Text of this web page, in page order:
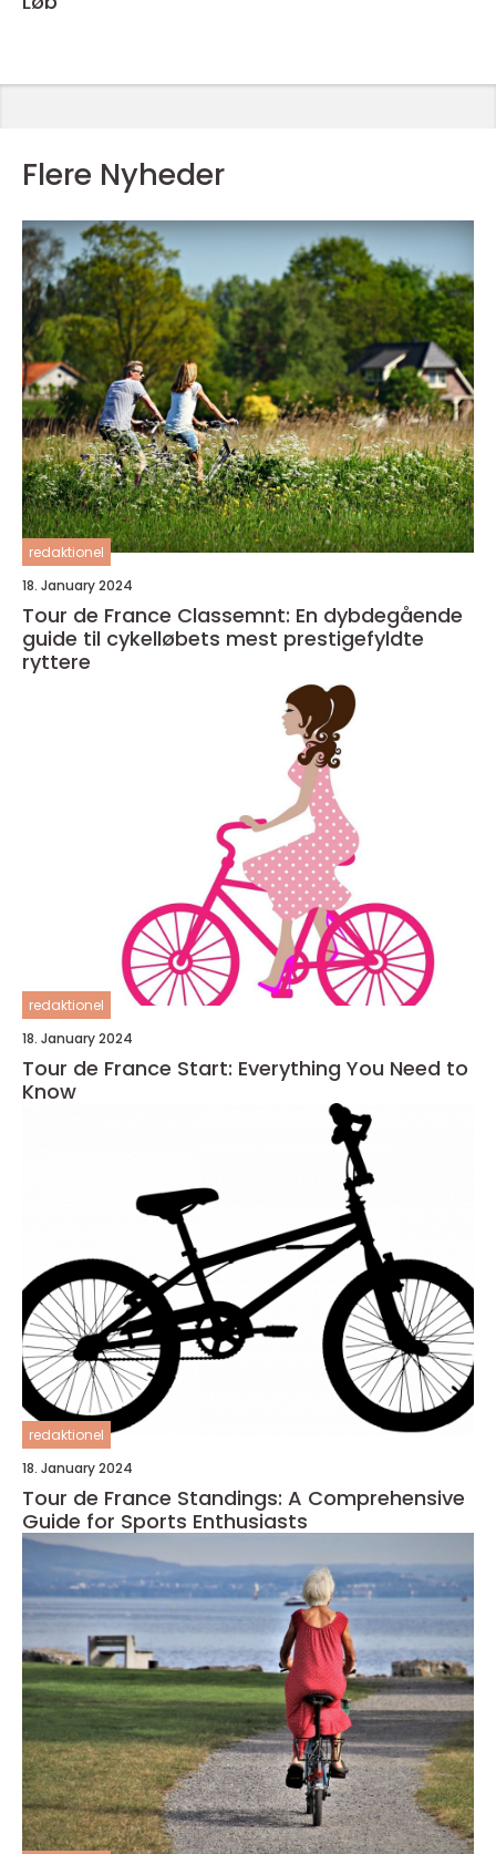
Flere Nyheder
redaktionel
18. January 2024
Tour de France Classemnt: En dybdegående
guide til cykelløbets mest prestigefyldte
ryttere
redaktionel
18. January 2024
Tour de France Start: Everything You Need to
Know
redaktionel
18. January 2024
Tour de France Standings: A Comprehensive
Guide for Sports Enthusiasts